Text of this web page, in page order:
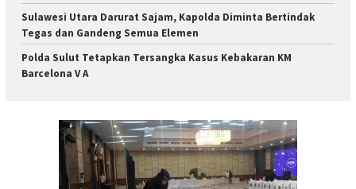
Sulawesi Utara Darurat Sajam, Kapolda Diminta Bertindak
Tegas dan Gandeng Semua Elemen
Polda Sulut Tetapkan Tersangka Kasus Kebakaran KM
Barcelona V A